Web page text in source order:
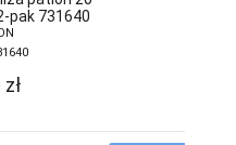
pak 731640
zł